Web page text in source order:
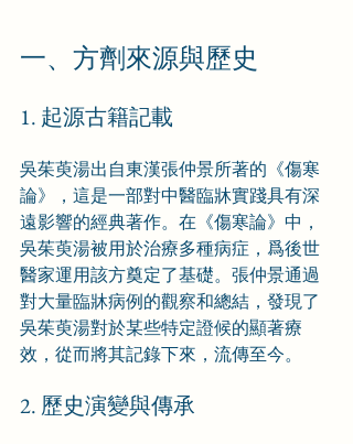
一、方劑來源與歷史
1. 起源古籍記載
吳茱萸湯出自東漢張仲景所著的《傷寒
論》，這是一部對中醫臨牀實踐具有深
遠影響的經典著作。在《傷寒論》中，
吳茱萸湯被用於治療多種病症，爲後世
醫家運用該方奠定了基礎。張仲景通過
對大量臨牀病例的觀察和總結，發現了
吳茱萸湯對於某些特定證候的顯著療
效，從而將其記錄下來，流傳至今。
2. 歷史演變與傳承